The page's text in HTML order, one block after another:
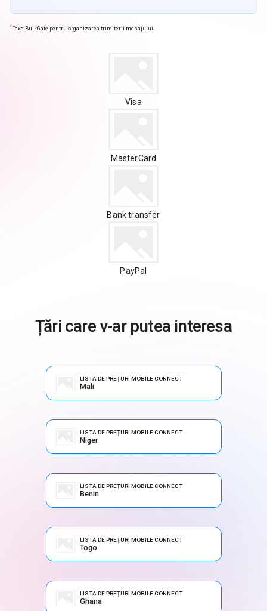
* Taxa BulkGate pentru organizarea trimiterii mesajului.
Visa
MasterCard
Bank transfer
PayPal
Țări care v-ar putea interesa
LISTA DE PREȚURI MOBILE CONNECT
Mali
LISTA DE PREȚURI MOBILE CONNECT
Niger
LISTA DE PREȚURI MOBILE CONNECT
Benin
LISTA DE PREȚURI MOBILE CONNECT
Togo
LISTA DE PREȚURI MOBILE CONNECT
Ghana